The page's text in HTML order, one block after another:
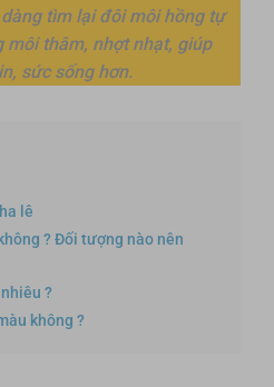
tìm lại đôi môi hồng tự
môi thâm, nhợt nhạt, giúp
sức sống hơn.
lê
? Đối tượng nào nên
?
không ?